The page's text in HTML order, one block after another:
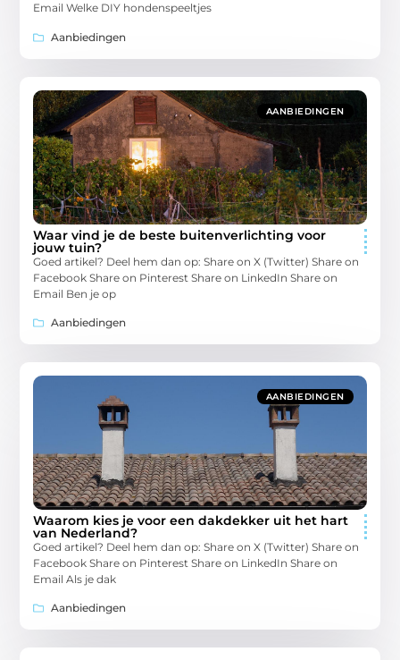
Email Welke DIY hondenspeeltjes
Aanbiedingen
AANBIEDINGEN
Waar vind je de beste buitenverlichting voor
jouw tuin?
Goed artikel? Deel hem dan op: Share on X (Twitter) Share on
Facebook Share on Pinterest Share on LinkedIn Share on
Email Ben je op
Aanbiedingen
AANBIEDINGEN
Waarom kies je voor een dakdekker uit het hart
van Nederland?
Goed artikel? Deel hem dan op: Share on X (Twitter) Share on
Facebook Share on Pinterest Share on LinkedIn Share on
Email Als je dak
Aanbiedingen